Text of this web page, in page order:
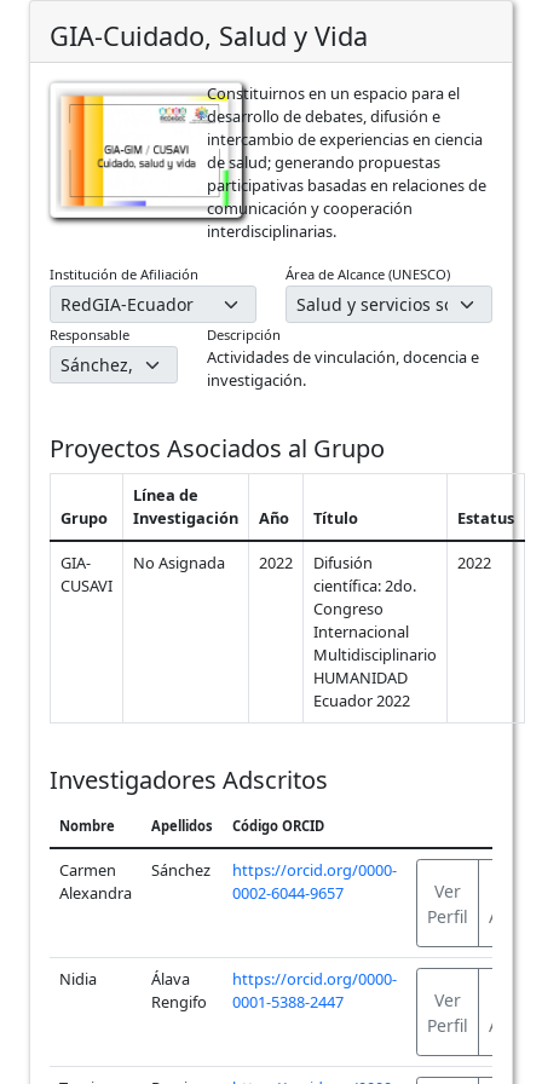
GIA-Cuidado, Salud y Vida
Constituirnos en un espacio para el
desarrollo de debates, difusión e
intercambio de experiencias en ciencia
de salud; generando propuestas
participativas basadas en relaciones de
comunicación y cooperación
interdisciplinarias.
Institución de Afiliación Área de Alcance (UNESCO)
Responsable Descripción
Actividades de vinculación, docencia e
investigación.
Proyectos Asociados al Grupo
Grupo
Línea de
Investigación
Año Título Estatus
GIA-
CUSAVI
No Asignada 2022
Difusión
científica: 2do.
Congreso
Internacional
Multidisciplinario
HUMANIDAD
Ecuador 2022
2022
Investigadores Adscritos
Nombre Apellidos Código ORCID
Carmen
Alexandra
Sánchez
https://orcid.org/0000-
0002-6044-9657
Ver
Perfil
Nidia
Álava
Rengifo
https://orcid.org/0000-
0001-5388-2447
Ver
Perfil